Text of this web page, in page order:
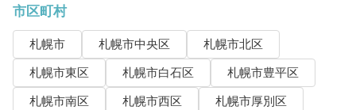
市区町村
札幌市 札幌市中央区
札幌市北区
札幌市東区
札幌市白石区
札幌市豊平区
札幌市南区
札幌市西区 札幌市厚別区